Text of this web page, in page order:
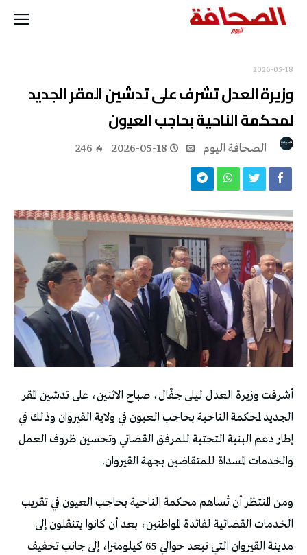
2026-05-18
وزيرة العدل تشرف على تدشين المقر الجديد
لمحكمة الناحية بحاجب العيون
2026-05-18
246
أشرفت وزيرة العدل ليلى جفّال، صباح الاثنين، على تدشين المقر
الجديد لمحكمة الناحية بحاجب العيون في ولاية القيروان وذلك في
إطار دعم البنية التحتية للمرفق القضائي وتحسين ظروف العمل
والخدمات المسداة للمتقاضين بجهة القيروان.
ومن المنتظر أن تُساهم محكمة الناحية بحاجب العيون في تقريب
الخدمات القضائية لفائدة المواطنين، بعد أن كانوا يتنقلون إلى
مدينة القيروان التي تبعد حوالي 65 كيلومترا، إلى جانب تخفيف